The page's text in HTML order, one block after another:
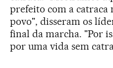
prefeito com a catraca
povo", disseram os
final da marcha. "Por
por uma vida sem